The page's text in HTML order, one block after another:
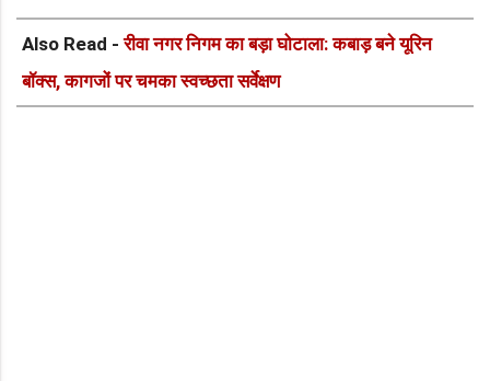
Also Read -रीवा नगर निगम का बड़ा घोटाला: कबाड़ बने यूरिन
बॉक्स, कागजों पर चमका स्वच्छता सर्वेक्षण